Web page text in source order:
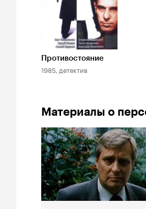
Противостояние
1985, детектив
Материалы о